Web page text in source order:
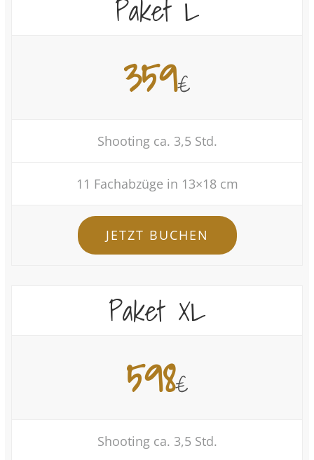
Paket L
359€
Shooting ca. 3,5 Std.
11 Fachabzüge in 13×18 cm
JETZT BUCHEN
Paket XL
598€
Shooting ca. 3,5 Std.